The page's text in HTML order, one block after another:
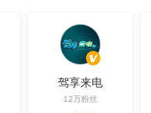
驾享来电
12万粉丝